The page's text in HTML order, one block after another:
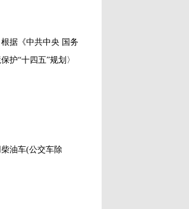
据《中共中央 国务
护“十四五”规划〉
油车(公交车除